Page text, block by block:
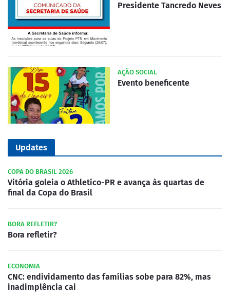
Presidente Tancredo Neves
AÇÃO SOCIAL
Evento beneficente
Updates
COPA DO BRASIL 2026
Vitória goleia o Athletico-PR e avança às quartas de
final da Copa do Brasil
BORA REFLETIR?
Bora refletir?
ECONOMIA
CNC: endividamento das famílias sobe para 82%, mas
inadimplência cai